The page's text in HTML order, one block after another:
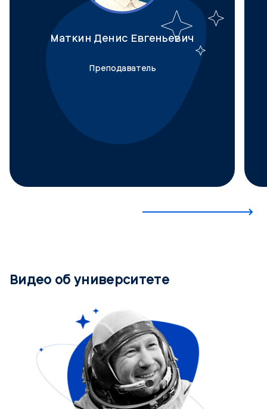
Маткин Денис Евгеньевич
Преподаватель
Видео об университете